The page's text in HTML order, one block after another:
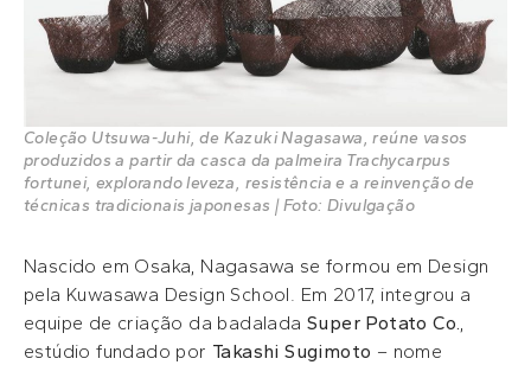
Coleção Utsuwa-Juhi, de Kazuki Nagasawa, reúne vasos
produzidos a partir da casca da palmeira Trachycarpus
fortunei, explorando leveza, resistência e a reinvenção de
técnicas tradicionais japonesas | Foto: Divulgação
Nascido em Osaka, Nagasawa se formou em Design
pela Kuwasawa Design School. Em 2017, integrou a
equipe de criação da badalada Super Potato Co.,
estúdio fundado por Takashi Sugimoto – nome